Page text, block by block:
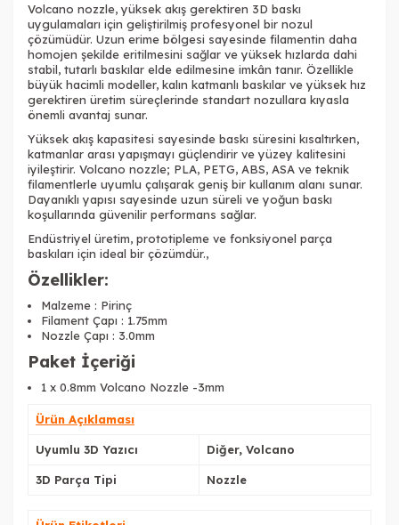
Volcano nozzle, yüksek akış gerektiren 3D baskı
uygulamaları için geliştirilmiş profesyonel bir nozul
çözümüdür. Uzun erime bölgesi sayesinde filamentin daha
homojen şekilde eritilmesini sağlar ve yüksek hızlarda dahi
stabil, tutarlı baskılar elde edilmesine imkân tanır. Özellikle
büyük hacimli modeller, kalın katmanlı baskılar ve yüksek hız
gerektiren üretim süreçlerinde standart nozullara kıyasla
önemli avantaj sunar.
Yüksek akış kapasitesi sayesinde baskı süresini kısaltırken,
katmanlar arası yapışmayı güçlendirir ve yüzey kalitesini
iyileştirir. Volcano nozzle; PLA, PETG, ABS, ASA ve teknik
filamentlerle uyumlu çalışarak geniş bir kullanım alanı sunar.
Dayanıklı yapısı sayesinde uzun süreli ve yoğun baskı
koşullarında güvenilir performans sağlar.
Endüstriyel üretim, prototipleme ve fonksiyonel parça
baskıları için ideal bir çözümdür.,
Özellikler:
Malzeme : Pirinç
Filament Çapı : 1.75mm
Nozzle Çapı : 3.0mm
Paket İçeriği
1 x 0.8mm Volcano Nozzle -3mm
Ürün Açıklaması
Uyumlu 3D Yazıcı Diğer, Volcano
3D Parça Tipi Nozzle